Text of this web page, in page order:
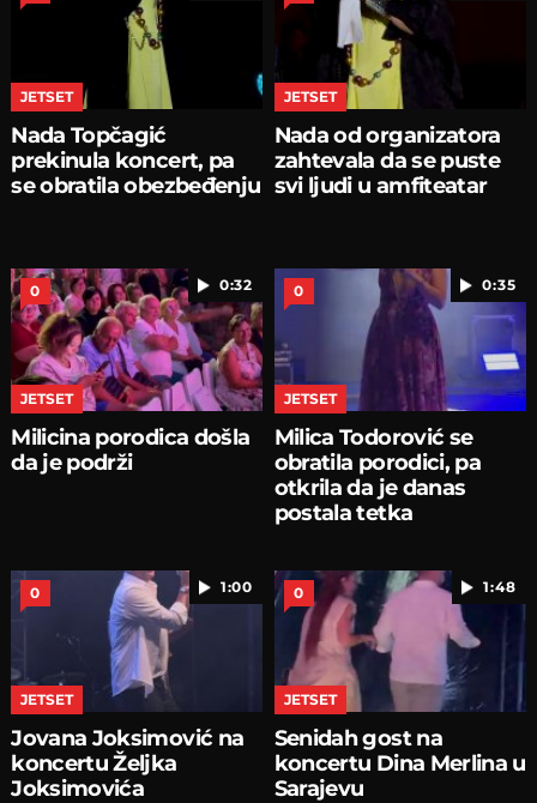
JETSET
Nada Topčagić
prekinula koncert, pa
se obratila obezbeđenju
JETSET
Nada od organizatora
zahtevala da se puste
svi ljudi u amfiteatar
0:32
0
JETSET
Milicina porodica došla
da je podrži
0:35
0
JETSET
Milica Todorović se
obratila porodici, pa
otkrila da je danas
postala tetka
1:00
0
JETSET
Jovana Joksimović na
koncertu Željka
Joksimovića
1:48
0
JETSET
Senidah gost na
koncertu Dina Merlina u
Sarajevu